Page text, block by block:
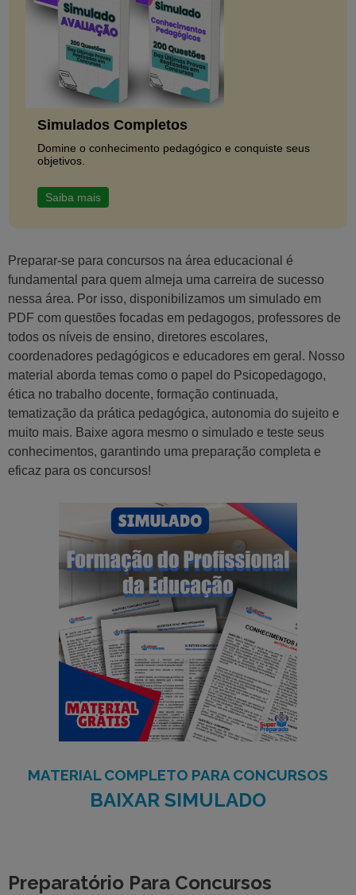
Simulados Completos
Domine o conhecimento pedagógico e conquiste seus
objetivos.
Saiba mais
Preparar-se para concursos na área educacional é
fundamental para quem almeja uma carreira de sucesso
nessa área. Por isso, disponibilizamos um simulado em
PDF com questões focadas em pedagogos, professores de
todos os níveis de ensino, diretores escolares,
coordenadores pedagógicos e educadores em geral. Nosso
material aborda temas como o papel do Psicopedagogo,
ética no trabalho docente, formação continuada,
tematização da prática pedagógica, autonomia do sujeito e
muito mais. Baixe agora mesmo o simulado e teste seus
conhecimentos, garantindo uma preparação completa e
eficaz para os concursos!
MATERIAL COMPLETO PARA CONCURSOS
BAIXAR SIMULADO
Preparatório Para Concursos